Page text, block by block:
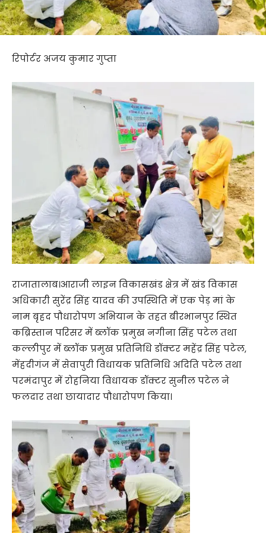
रिपोर्टर अजय कुमार गुप्ता
राजातालाब।आराजी लाइन विकासखंड क्षेत्र में खंड विकास
अधिकारी सुरेंद्र सिंह यादव की उपस्थिति में एक पेड़ मां के
नाम बृहद पौधारोपण अभियान के तहत बीरभानपुर स्थित
कब्रिस्तान परिसर में ब्लॉक प्रमुख नगीना सिंह पटेल तथा
कल्लीपुर में ब्लॉक प्रमुख प्रतिनिधि डॉक्टर महेंद्र सिंह पटेल,
मेंहदीगंज में सेवापुरी विधायक प्रतिनिधि अदिति पटेल तथा
परमंदापुर में रोहनिया विधायक डॉक्टर सुनील पटेल ने
फलदार तथा छायादार पौधारोपण किया।